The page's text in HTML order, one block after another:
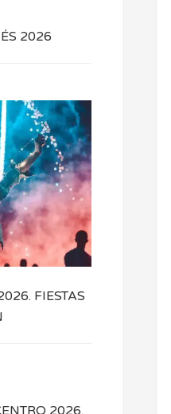
2026
FIESTAS